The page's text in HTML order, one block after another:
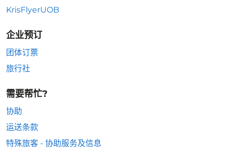
KrisFlyerUOB
企业预订
团体订票
旅行社
需要帮忙?
协助
运送条款
特殊旅客 - 协助服务及信息